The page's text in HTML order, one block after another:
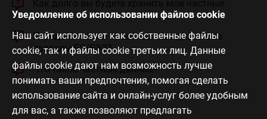
данные?
Передаем ли мы ваши частные данные за
пределы ЕС/ЕЭЗ?
Что такое частные данные?
Уведомление об использовании файлов cookie
Наш сайт использует как собственные файлы
cookie, так и файлы cookie третьих лиц. Данные
файлы cookie дают нам возможность лучше
понимать ваши предпочтения, помогая сделать
использование сайта и онлайн-услуг более удобным
для вас, а также позволяют предлагать